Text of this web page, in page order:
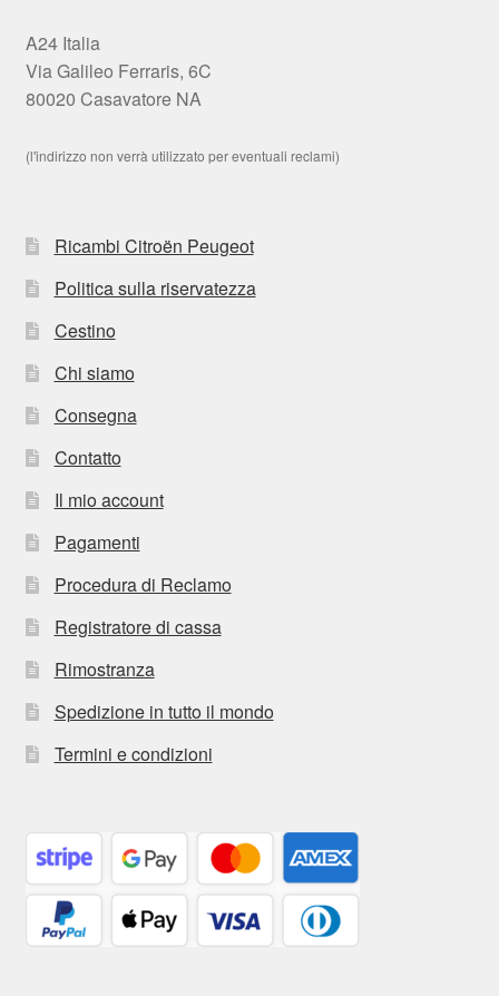
A24 Italia
Via Galileo Ferraris, 6C
80020 Casavatore NA
(l'indirizzo non verrà utilizzato per eventuali reclami)
Ricambi Citroën Peugeot
Politica sulla riservatezza
Cestino
Chi siamo
Consegna
Contatto
Il mio account
Pagamenti
Procedura di Reclamo
Registratore di cassa
Rimostranza
Spedizione in tutto il mondo
Termini e condizioni